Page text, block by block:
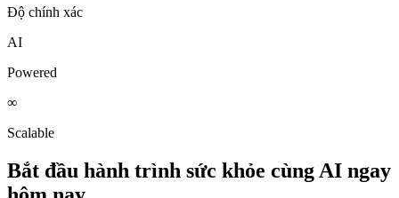
Độ chính xác
AI
Powered
∞
Scalable
Bắt đầu hành trình sức khỏe cùng AI ngay